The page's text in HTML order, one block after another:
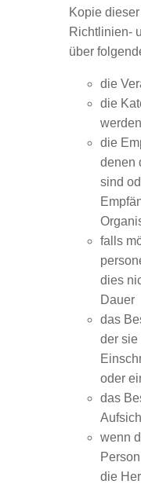
Kopie
Richtlinien-
über
die
die
werden
die
denen
sind
falls
dies
Dauer
das
der sie
oder
das
wenn
die